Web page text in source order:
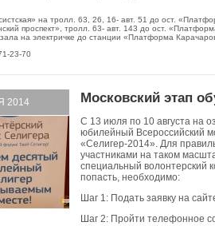
на тролл. 63, 26, 16- авт. 51 до ост.
проспект», тролл. 63- авт. 143 до ост.
на электричке до станции «Платформа
23-70
2014 Московский этап
С 13 июля по 10 августа на
юбилейный Всероссийский
«Селигер-2014». Для
участниками на таком
специальный волонтерский
попасть, необходимо:
Шаг 1: Подать заявку на
Шаг 2: Пройти телефонное